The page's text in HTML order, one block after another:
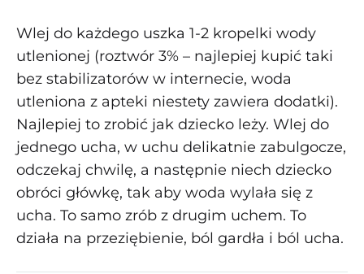
Wlej do każdego uszka 1-2 kropelki wody
utlenionej (roztwór 3% – najlepiej kupić taki
bez stabilizatorów w internecie, woda
utleniona z apteki niestety zawiera dodatki).
Najlepiej to zrobić jak dziecko leży. Wlej do
jednego ucha, w uchu delikatnie zabulgocze,
odczekaj chwilę, a następnie niech dziecko
obróci główkę, tak aby woda wylała się z
ucha. To samo zrób z drugim uchem. To
działa na przeziębienie, ból gardła i ból ucha.